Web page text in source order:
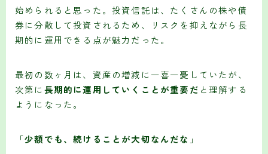
始められると思った。投資信託は、たくさんの株や債
券に分散して投資されるため、リスクを抑えながら長
期的に運用できる点が魅力だった。
最初の数ヶ月は、資産の増減に一喜一憂していたが、
次第に長期的に運用していくことが重要だ と理解する
ようになった。
「少額でも、続けることが大切なんだな 」